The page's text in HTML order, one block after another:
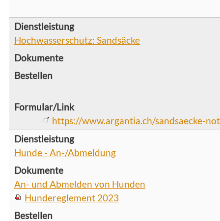
Hochwasserschutz: Sandsäcke
https://www.argantia.ch/sandsaecke-
Hunde - An-/Abmeldung
An- und Abmelden von Hunden
Hundereglement 2023